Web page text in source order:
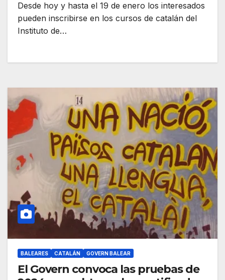
Desde hoy y hasta el 19 de enero los interesados
pueden inscribirse en los cursos de catalán del
Instituto de…
BALEARES CATALÁN GOVERN BALEAR
El Govern convoca las pruebas de